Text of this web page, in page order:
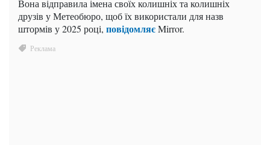
Вона відправила імена своїх колишніх та колишніх
друзів у Метеобюро, щоб їх використали для назв
штормів у 2025 році, повідомляєMirror.